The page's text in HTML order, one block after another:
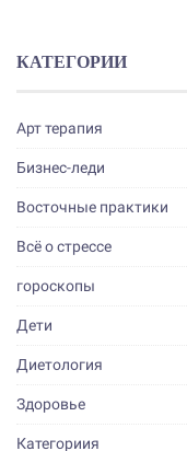
КАТЕГОРИИ
Арт терапия
Бизнес-леди
Восточные практики
Всё о стрессе
гороскопы
Дети
Диетология
Здоровье
Категориия